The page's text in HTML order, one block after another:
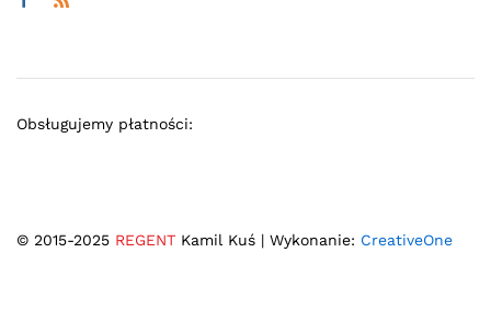
© 2015-2025 REGENT Kamil Kuś | Wykonanie: CreativeOne
Obsługujemy płatności: